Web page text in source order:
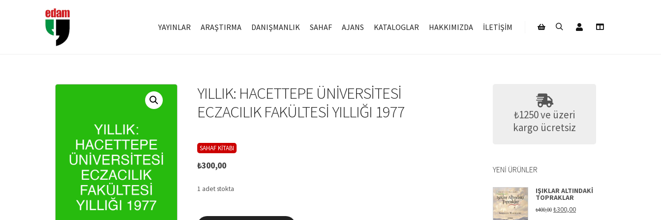
YAYINLAR ARAŞTIRMA DANIŞMANLIK SAHAF AJANS KATALOGLAR HAKKIMIZDA İLETIŞIM Hesabım
YILLIK: HACETTEPE ÜNİVERSİTESİ
ECZACILIK FAKÜLTESİ YILLIĞI 1977
SAHAF KİTABI
₺300,00
1 adet stokta
₺1250 ve üzeri
kargo ücretsiz
YENI ÜRÜNLER
IŞIKLAR ALTINDAKI
TOPRAKLAR
₺400,00 Orijinal
fiyat:
₺300,00Şu
andaki